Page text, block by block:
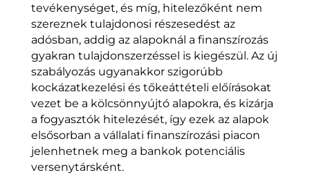
tevékenységet, és míg, hitelezőként nem
szereznek tulajdonosi részesedést az
adósban, addig az alapoknál a finanszírozás
gyakran tulajdonszerzéssel is kiegészül. Az új
szabályozás ugyanakkor szigorúbb
kockázatkezelési és tőkeáttételi előírásokat
vezet be a kölcsönnyújtó alapokra, és kizárja
a fogyasztók hitelezését, így ezek az alapok
elsősorban a vállalati finanszírozási piacon
jelenhetnek meg a bankok potenciális
versenytársként.